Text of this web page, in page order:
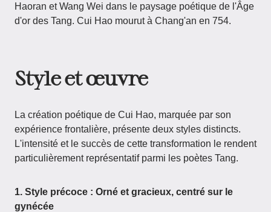
Haoran et Wang Wei dans le paysage poétique de l'Âge
d'or des Tang. Cui Hao mourut à Chang'an en 754.
Style et œuvre
La création poétique de Cui Hao, marquée par son
expérience frontalière, présente deux styles distincts.
L'intensité et le succès de cette transformation le rendent
particulièrement représentatif parmi les poètes Tang.
1. Style précoce : Orné et gracieux, centré sur le
gynécée